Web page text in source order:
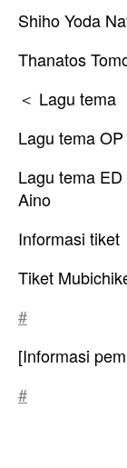
Shiho Yoda
Thanatos
＜ Lagu tema
Lagu tema
Lagu tema
Aino
Informasi tiket
Tiket
#
[Informasi
#